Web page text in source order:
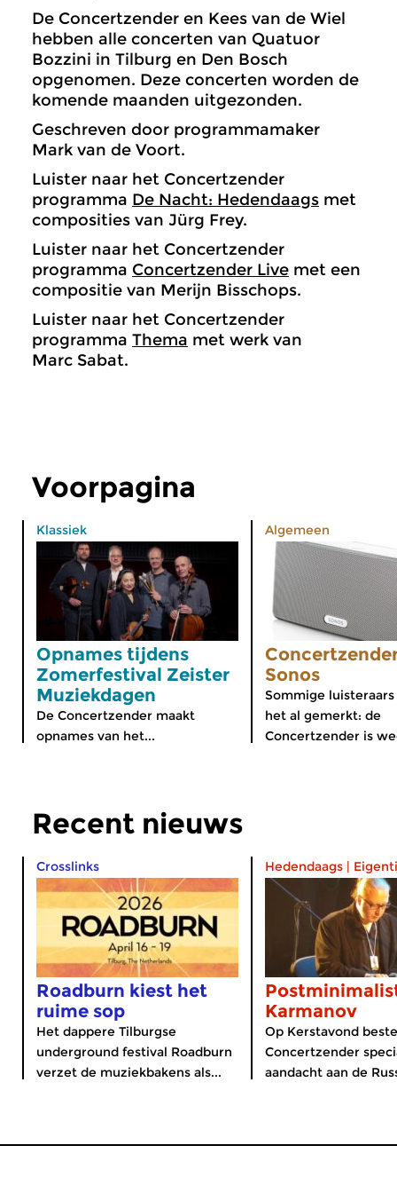
De Concertzender en Kees van de Wiel
hebben alle concerten van Quatuor
Bozzini in Tilburg en Den Bosch
opgenomen. Deze concerten worden de
komende maanden uitgezonden.
Geschreven door programmamaker
Mark van de Voort.
Luister naar het Concertzender
programma De Nacht: Hedendaags met
composities van Jürg Frey.
Luister naar het Concertzender
programma Concertzender Live met een
compositie van Merijn Bisschops.
Luister naar het Concertzender
programma Thema met werk van
Marc Sabat.
Voorpagina
Klassiek
Opnames tijdens
Zomerfestival Zeister
Muziekdagen
De Concertzender maakt
opnames van het...
Algemeen
Sonos
Sommige
het al gemerkt: de
Concertzender is
Recent nieuws
Crosslinks
Roadburn kiest het
ruime sop
Het dappere Tilburgse
underground festival Roadburn
verzet de muziekbakens als...
Hedendaags |
Karmanov
Op Kerstavond
Concertzender
aandacht aan de